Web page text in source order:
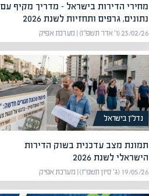
מחירי הדירות בישראל – מדריך מקיף עם
נתונים, גרפים ותחזיות לשנת 2026
23/02/26 (ו׳ אדר תשפ״ו) | מערכת אפיק
נדל”ן בישראל
תמונת מצב עדכנית בשוק הדירות
הישראלי לשנת 2026
19/05/26 (ג׳ סיון תשפ״ו) | מערכת אפיק